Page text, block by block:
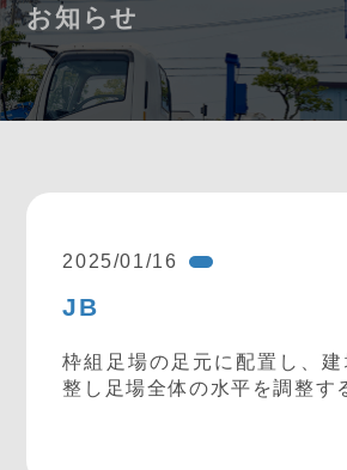
お知らせ
2025/01/16
JB
枠組足場の足元に配置し、
整し足場全体の水平を調整す